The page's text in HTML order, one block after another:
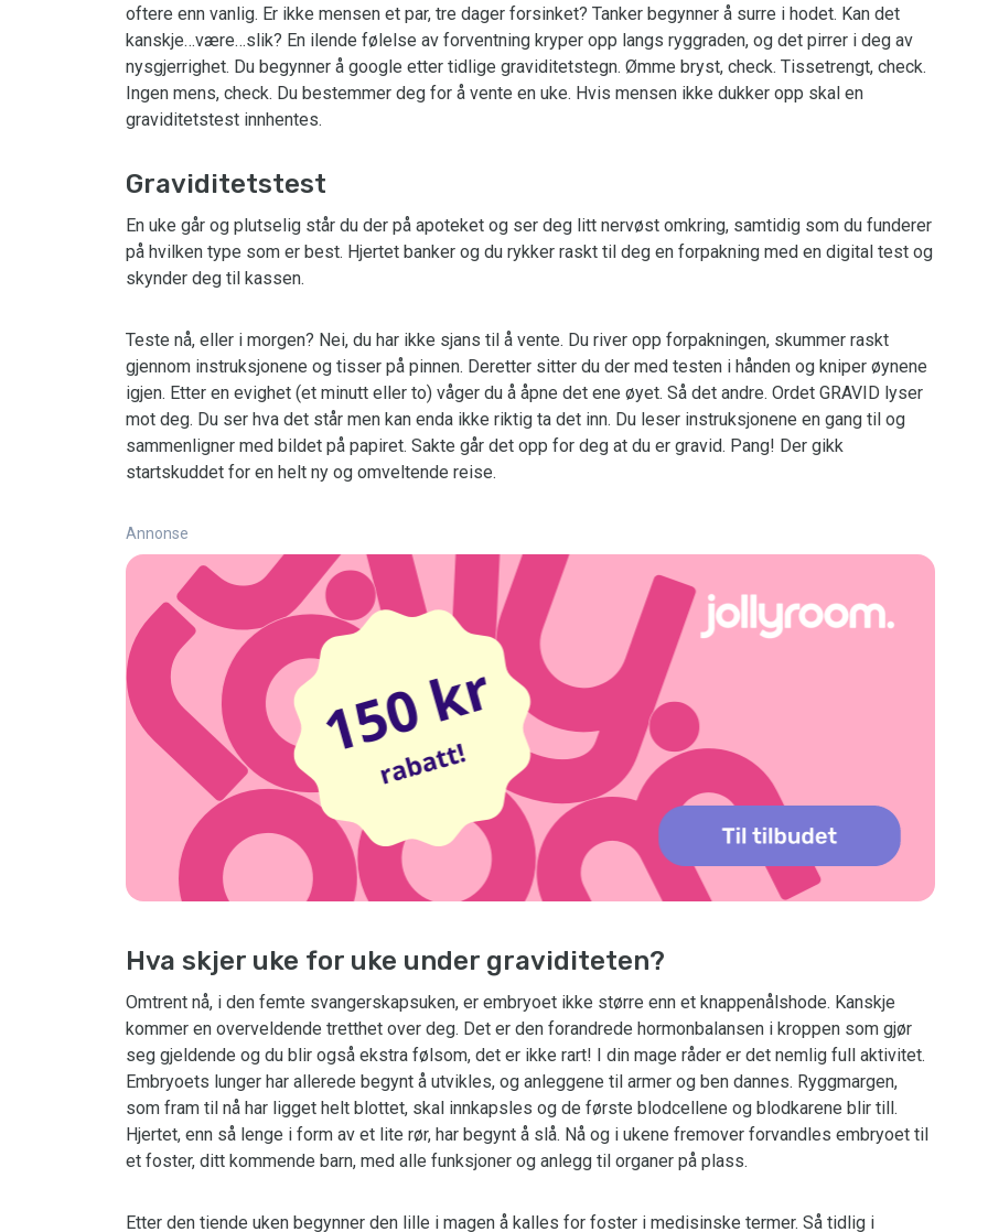
oftere enn vanlig. Er ikke mensen et par, tre dager forsinket? Tanker begynner å surre i hodet. Kan det
kanskje…være…slik? En ilende følelse av forventning kryper opp langs ryggraden, og det pirrer i deg av
nysgjerrighet. Du begynner å google etter tidlige graviditetstegn. Ømme bryst, check. Tissetrengt, check.
Ingen mens, check. Du bestemmer deg for å vente en uke. Hvis mensen ikke dukker opp skal en
graviditetstest innhentes.
Graviditetstest
En uke går og plutselig står du der på apoteket og ser deg litt nervøst omkring, samtidig som du funderer
på hvilken type som er best. Hjertet banker og du rykker raskt til deg en forpakning med en digital test og
skynder deg til kassen.
Teste nå, eller i morgen? Nei, du har ikke sjans til å vente. Du river opp forpakningen, skummer raskt
gjennom instruksjonene og tisser på pinnen. Deretter sitter du der med testen i hånden og kniper øynene
igjen. Etter en evighet (et minutt eller to) våger du å åpne det ene øyet. Så det andre. Ordet GRAVID lyser
mot deg. Du ser hva det står men kan enda ikke riktig ta det inn. Du leser instruksjonene en gang til og
sammenligner med bildet på papiret. Sakte går det opp for deg at du er gravid. Pang! Der gikk
startskuddet for en helt ny og omveltende reise.
Annonse
Hva skjer uke for uke under graviditeten?
Omtrent nå, i den femte svangerskapsuken, er embryoet ikke større enn et knappenålshode. Kanskje
kommer en overveldende tretthet over deg. Det er den forandrede hormonbalansen i kroppen som gjør
seg gjeldende og du blir også ekstra følsom, det er ikke rart! I din mage råder er det nemlig full aktivitet.
Embryoets lunger har allerede begynt å utvikles, og anleggene til armer og ben dannes. Ryggmargen,
som fram til nå har ligget helt blottet, skal innkapsles og de første blodcellene og blodkarene blir till.
Hjertet, enn så lenge i form av et lite rør, har begynt å slå. Nå og i ukene fremover forvandles embryoet til
et foster, ditt kommende barn, med alle funksjoner og anlegg til organer på plass.
Etter den tiende uken begynner den lille i magen å kalles for foster i medisinske termer. Så tidlig i